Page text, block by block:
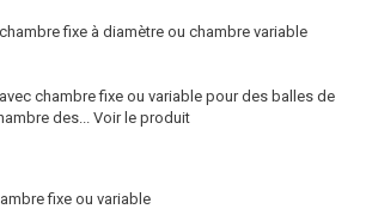
fixe à diamètre ou chambre variable
chambre fixe ou variable pour des balles de
des...
Voir le produit
fixe ou variable